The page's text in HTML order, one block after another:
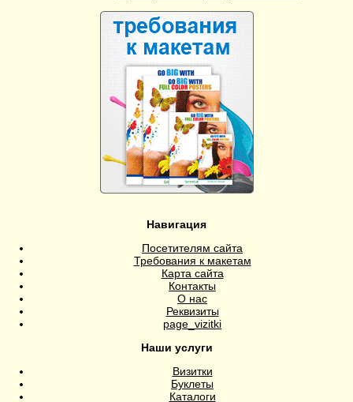
Навигация
Посетителям сайта
Требования к макетам
Карта сайта
Контакты
О нас
Реквизиты
page_vizitki
Наши услуги
Визитки
Буклеты
Каталоги